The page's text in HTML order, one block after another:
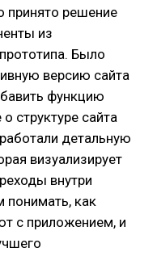
принято решение
из
Было
версию сайта
функцию
структуре сайта
детальную
визуализирует
внутри
понимать, как
с приложением, и